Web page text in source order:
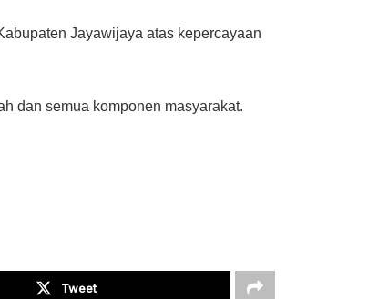
Jayawijaya atas kepercayaan
dan semua komponen masyarakat.
Tweet